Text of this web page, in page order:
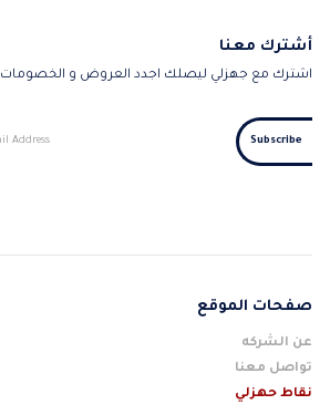
أشترك معنا
اشترك مع جهزلي ليصلك اجدد العروض و الخصومات
صفحات الموقع
عن الشركه
تواصل معنا
نقاط حهزلي